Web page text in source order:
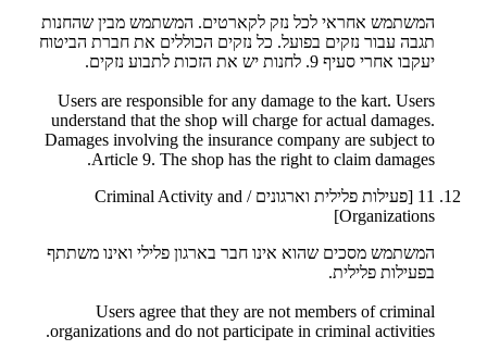
המשתמש אחראי לכל נזק לקארטים. המשתמש מבין שהחנות
תגבה עבור נזקים בפועל. כל נזקים הכוללים את חברת הביטוח
יעקבו אחרי סעיף 9. לחנות יש את הזכות לתבוע נזקים.
Users are responsible for any damage to the kart. Users
understand that the shop will charge for actual damages.
Damages involving the insurance company are subject to
Article 9. The shop has the right to claim damages.
11
[פעילות פלילית וארגונים / Criminal Activity and
Organizations]
המשתמש מסכים שהוא אינו חבר בארגון פלילי ואינו משתתף
בפעילות פלילית.
Users agree that they are not members of criminal
organizations and do not participate in criminal activities.